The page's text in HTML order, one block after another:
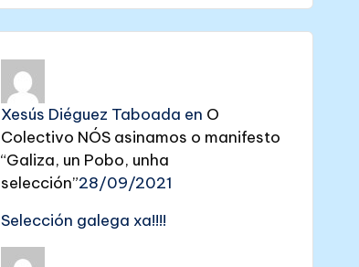
Xesús Diéguez Taboada en O
Colectivo NÓS asinamos o manifesto
“Galiza, un Pobo, unha
selección”28/09/2021
Selección galega xa!!!!